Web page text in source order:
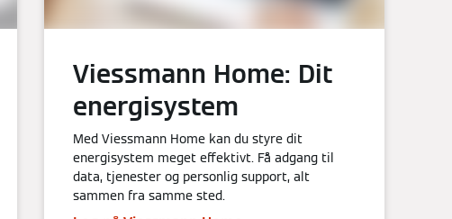
Viessmann Home: Dit
energisystem
Med Viessmann Home kan du styre dit
energisystem meget effektivt. Få adgang til
data, tjenester og personlig support, alt
sammen fra samme sted.